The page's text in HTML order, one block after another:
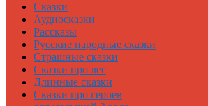
Сказки
Аудиосказки
Рассказы
Русские народные сказки
Страшные сказки
Сказки про лес
Длинные сказки
Сказки про героев